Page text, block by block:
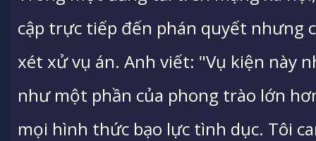
cập trực tiếp đến phán quyết nhưng
xét xử vụ án. Anh viết: "Vụ kiện này
như một phần của phong trào lớn
mọi hình thức bạo lực tình dục. Tôi